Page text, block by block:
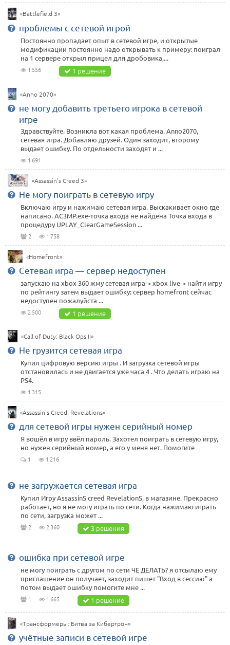
«Battlefield 3»
проблемы с сетевой игрой
Постоянно пропадает опыт в сетевой игре, и открытые
модификации постоянно надо открывать к примеру: поиграл
на 1 сервере открыл прицел для дробовика,...
1 556 1 решение
«Anno 2070»
не могу добавить третьего игрока в сетевой
игре
Здравствуйте. Возникла вот какая проблема. Anno2070,
сетевая игра. Добавляю друзей. Один заходит, второму
выдает ошибку. По отдельности заходят и ...
1 691
«Assassin's Creed 3»
Не могу поиграть в сетевую игру
Включаю игру и нажимаю сетевая игра. Выскакивает окно где
написано. AC3MP.exe-точка входа не найдена Точка входа в
процедуру UPLAY_ClearGameSession ...
2 1 758
«Homefront»
Сетевая игра — сервер недоступен
запускаю на xbox 360 жму сетевая игра-> xbox live-> найти игру
по рейтингу затем выдает ошибку: сервер homefront сейчас
недоступен пожалуйста ...
2 500 1 решение
«Call of Duty: Black Ops II»
Не грузится сетевая игра
Купил цифровую версию игры . И загрузка сетевой игры
отстановилась и не двигается уже часа 4 . Что делать играю на
PS4.
1 315
«Assassin's Creed: Revelations»
для сетевой игры нужен серийный номер
Я вошёл в игру ввёл пароль. Захотел поиграть в сетевую игру,
но нужен серийный номер, а его у меня нет. Помогите
1 1 216
не загружается сетевая игра
Купил Игру AssassinS creed RevelationS, в магазине. Прекрасно
работает, но я не могу играть по сети. Когда нажимаю играть
по сети, загрузка может ...
2 2 360 3 решения
ошибка при сетевой игре
не могу поиграть с другом по сети ЧЕ ДЕЛАТЬ? я отсылаю ему
приглашение он получает, заходит пишет "Вход в сессию" а
потом выдает ошибку помогите мне ...
1 1 665 1 решение
«Трансформеры: Битва за Кибертрон»
учётные записи в сетевой игре